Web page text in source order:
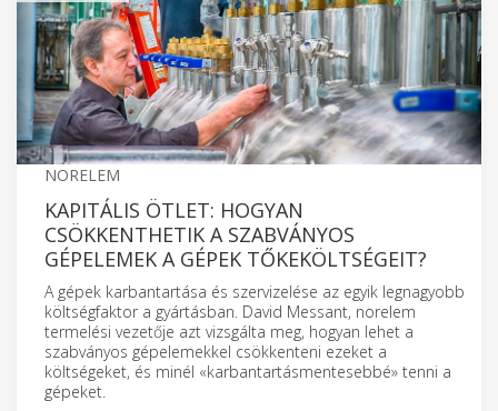
NORELEM
KAPITÁLIS ÖTLET: HOGYAN
CSÖKKENTHETIK A SZABVÁNYOS
GÉPELEMEK A GÉPEK TŐKEKÖLTSÉGEIT?
A gépek karbantartása és szervizelése az egyik legnagyobb
költségfaktor a gyártásban. David Messant, norelem
termelési vezetője azt vizsgálta meg, hogyan lehet a
szabványos gépelemekkel csökkenteni ezeket a
költségeket, és minél «karbantartásmentesebbé» tenni a
gépeket.